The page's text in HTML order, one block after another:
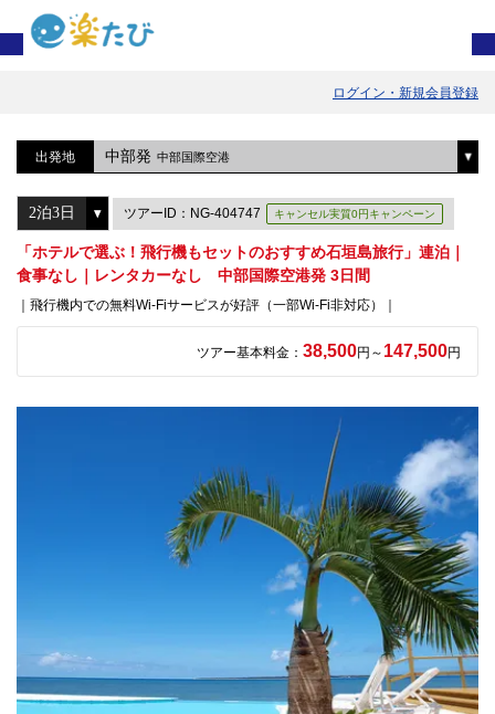
ログイン・新規会員登録
出発地 中部発 中部国際空港
ツアーID：NG-404747 キャンセル実質0円キャンペーン
「ホテルで選ぶ！飛行機もセットのおすすめ石垣島旅行」連泊｜
食事なし｜レンタカーなし 中部国際空港発 3日間
｜飛行機内での無料Wi-Fiサービスが好評（一部Wi-Fi非対応）｜
ツアー基本料金： 38,500円～ 147,500円